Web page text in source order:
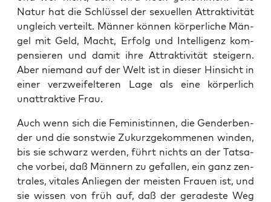
Natur hat die Schlüs­sel der sexu­el­len Attrak­ti­vi­tät
ungleich ver­teilt. Män­ner kön­nen kör­per­li­che Män­
gel mit Geld, Macht, Erfolg und Intel­li­genz kom­
pen­sie­ren und damit ihre Attrak­ti­vi­tät stei­gern.
Aber nie­mand auf der Welt ist in die­ser Hin­sicht in
einer ver­zwei­fel­te­ren Lage als eine kör­per­lich
unat­trak­ti­ve Frau.
Auch wenn sich die Femi­nis­tin­nen, die Gen­der­ben­
der und die sonst­wie Zukurz­ge­kom­me­nen win­den,
bis sie schwarz wer­den, führt nichts an der Tat­sa­
che vor­bei, daß Män­nern zu gefal­len, ein ganz zen­
tra­les, vita­les Anlie­gen der meis­ten Frau­en ist, und
sie wis­sen von früh auf, daß der gera­des­te Weg